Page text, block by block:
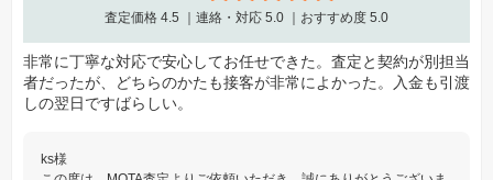
査定価格 4.5 ｜連絡・対応 5.0 ｜おすすめ度 5.0
非常に丁寧な対応で安心してお任せできた。査定と契約が別担当
者だったが、どちらのかたも接客が非常によかった。入金も引渡
しの翌日ですばらしい。
ks様